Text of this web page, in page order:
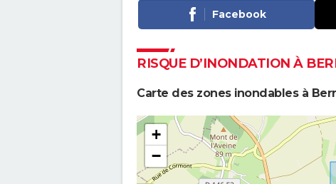
Facebook
RISQUE D’INONDATION À
Carte des zones inondables à
+
−